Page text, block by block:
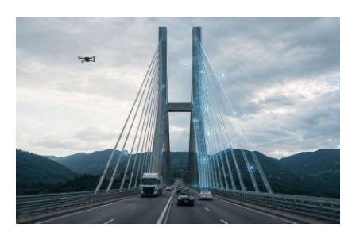
Home
Atlante dei masters
Agenzia e media
Contatti